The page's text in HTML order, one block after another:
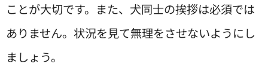
ことが大切です。また、犬同士の挨拶は必須では
ありません。状況を見て無理をさせないようにし
ましょう。